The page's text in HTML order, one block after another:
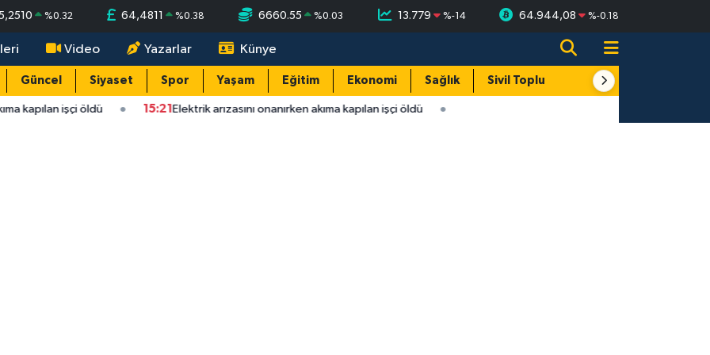
%0.32 64,4811 %0.38 6660.55 %0.03 13.779 %-14 64.944,08 %-0.18
Video Yazarlar Künye
Güncel Siyaset Spor Yaşam Eğitim Ekonomi Sağlık Sivil Toplum Turizm
kapılan işçi öldü 15:21Elektrik arızasını onanırken akıma kapılan işçi öldü